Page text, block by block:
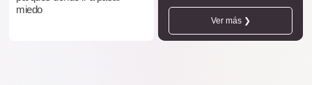
miedo
Ver más ❯